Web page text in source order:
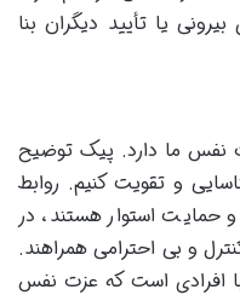
یا تأیید دیگران بنا
نفس ما دارد. پیک توضیح
و تقویت کنیم. روابط
و حمایت استوار هستند، در
و بی احترامی همراهند.
افرادی است که عزت نفس